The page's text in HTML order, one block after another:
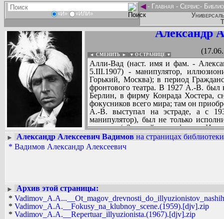
«И» «ИЛИ»
◄- Главная - Сервис-
Александр
◄ СМЕНИТЬ ► ▼ О СТРАНИЦЕ ▼
Алли-Вад (наст. имя и фам. -
5.III.1907) - манипулятор,
Горький, Москва); в период
фронтового театра. В 1927 А.-В. был
Берлин, в фирму Конрада Хостера,
фокусников всего мира; там он
А.-В. выступал на эстраде, а с
манипулятор), был не только
трюков («Золотой саркофаг»,
«Ребус», «Летающий шар»,
номера. В совершенстве владел
практике иллюзионного искусства.
Вадим Ершов...
► Александр Алексеевич Вадимов на страницах
* Вадимов Александр Алексеевич
►
Архив этой страницы:
*
* Vadimov_A.A.__Fokusy_na_klubnoy_scene.(1959).[djv].zip
* Vadimov_A.A.__Repertuar_illyuzionista.(1967).[djv].zip